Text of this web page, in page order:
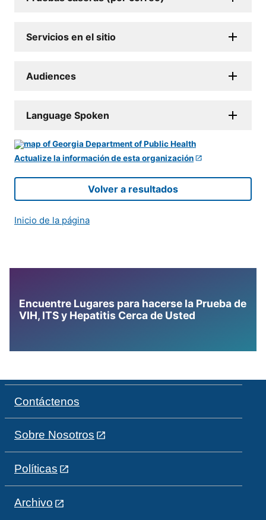
Servicios en el sitio
Audiences
Language Spoken
Actualize la información de esta organización
Volver a resultados
Inicio de la página
Encuentre Lugares para hacerse la Prueba de
VIH, ITS y Hepatitis Cerca de Usted
Contáctenos
Sobre Nosotros
Políticas
Archivo